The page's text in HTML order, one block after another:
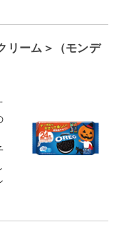
リーム＞（モンデ